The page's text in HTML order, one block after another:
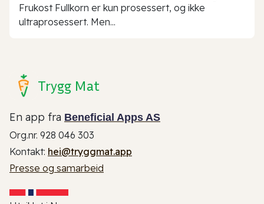
Frukost Fullkorn er kun prosessert, og ikke
ultraprosessert. Men...
Trygg Mat
En app fra Beneficial Apps AS
Org.nr. 928 046 303
Kontakt: hei@tryggmat.app
Presse og samarbeid